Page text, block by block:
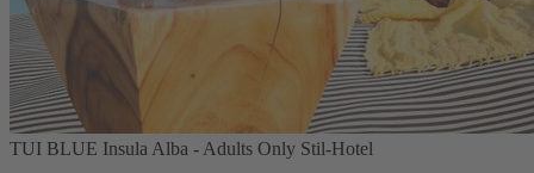
TUI BLUE Insula Alba - Adults Only Stil-Hotel